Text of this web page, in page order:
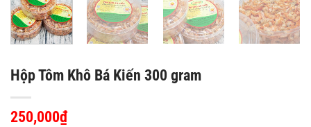
Hộp Tôm Khô Bá Kiến 300 gram
250,000₫